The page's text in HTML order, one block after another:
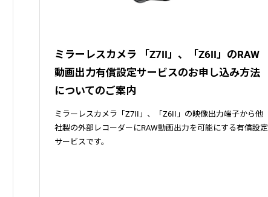
ミラーレスカメラ 「Z7II」、「Z6II」のRAW
動画出力有償設定サービスのお申し込み方法
についてのご案内
ミラーレスカメラ「Z7II」、「Z6II」の映像出力端子から他
社製の外部レコーダーにRAW動画出力を可能にする有償設定
サービスです。